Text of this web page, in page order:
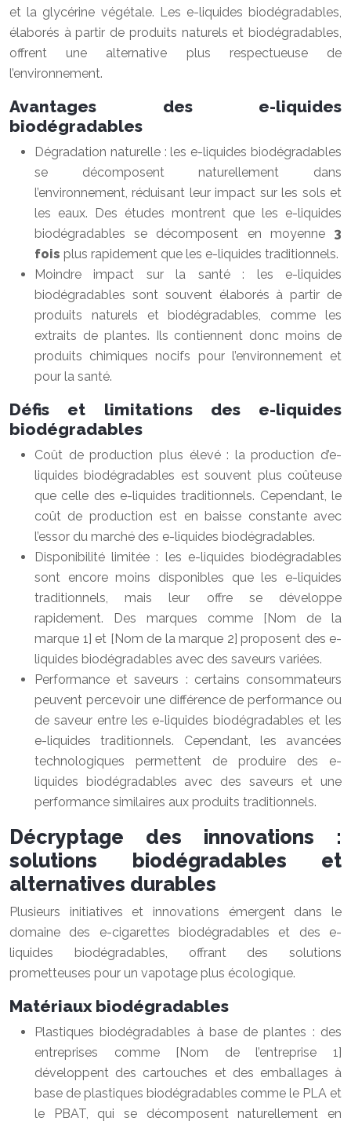
et la glycérine végétale. Les e-liquides biodégradables,
élaborés à partir de produits naturels et biodégradables,
offrent une alternative plus respectueuse de
l’environnement.
Avantages des e-liquides
biodégradables
Dégradation naturelle : les e-liquides biodégradables
se décomposent naturellement dans
l’environnement, réduisant leur impact sur les sols et
les eaux. Des études montrent que les e-liquides
biodégradables se décomposent en moyenne 3
fois plus rapidement que les e-liquides traditionnels.
Moindre impact sur la santé : les e-liquides
biodégradables sont souvent élaborés à partir de
produits naturels et biodégradables, comme les
extraits de plantes. Ils contiennent donc moins de
produits chimiques nocifs pour l’environnement et
pour la santé.
Défis et limitations des e-liquides
biodégradables
Coût de production plus élevé : la production d’e-
liquides biodégradables est souvent plus coûteuse
que celle des e-liquides traditionnels. Cependant, le
coût de production est en baisse constante avec
l’essor du marché des e-liquides biodégradables.
Disponibilité limitée : les e-liquides biodégradables
sont encore moins disponibles que les e-liquides
traditionnels, mais leur offre se développe
rapidement. Des marques comme [Nom de la
marque 1] et [Nom de la marque 2] proposent des e-
liquides biodégradables avec des saveurs variées.
Performance et saveurs : certains consommateurs
peuvent percevoir une différence de performance ou
de saveur entre les e-liquides biodégradables et les
e-liquides traditionnels. Cependant, les avancées
technologiques permettent de produire des e-
liquides biodégradables avec des saveurs et une
performance similaires aux produits traditionnels.
Décryptage des innovations :
solutions biodégradables et
alternatives durables
Plusieurs initiatives et innovations émergent dans le
domaine des e-cigarettes biodégradables et des e-
liquides biodégradables, offrant des solutions
prometteuses pour un vapotage plus écologique.
Matériaux biodégradables
Plastiques biodégradables à base de plantes : des
entreprises comme [Nom de l’entreprise 1]
développent des cartouches et des emballages à
base de plastiques biodégradables comme le PLA et
le PBAT, qui se décomposent naturellement en